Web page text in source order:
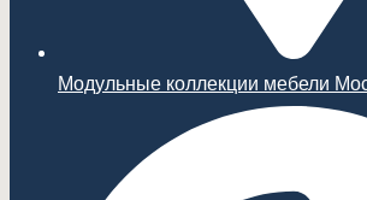
Модульные коллекции мебели